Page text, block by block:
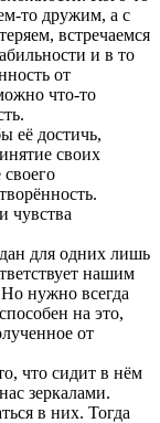
то дружим, а с
встречаемся
и в то
от
что-то
её достичь,
своих
своего
чувства
для одних лишь
нашим
нужно всегда
на это,
от
что сидит в нём
зеркалами.
в них. Тогда